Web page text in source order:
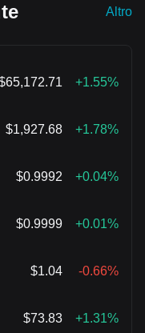
Altro
+1.55%
$1,927.68 +1.78%
$0.9992 +0.04%
$0.9999 +0.01%
$1.04 -0.66%
$73.83 +1.31%